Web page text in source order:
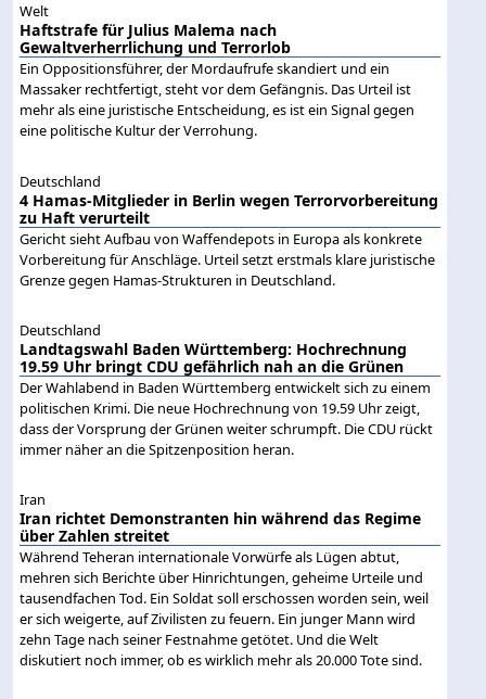
Welt
Haftstrafe für Julius Malema nach
Gewaltverherrlichung und Terrorlob
Ein Oppositionsführer, der Mordaufrufe skandiert und ein
Massaker rechtfertigt, steht vor dem Gefängnis. Das Urteil ist
mehr als eine juristische Entscheidung, es ist ein Signal gegen
eine politische Kultur der Verrohung.
Deutschland
4 Hamas-Mitglieder in Berlin wegen Terrorvorbereitung
zu Haft verurteilt
Gericht sieht Aufbau von Waffendepots in Europa als konkrete
Vorbereitung für Anschläge. Urteil setzt erstmals klare juristische
Grenze gegen Hamas-Strukturen in Deutschland.
Deutschland
Landtagswahl Baden Württemberg: Hochrechnung
19.59 Uhr bringt CDU gefährlich nah an die Grünen
Der Wahlabend in Baden Württemberg entwickelt sich zu einem
politischen Krimi. Die neue Hochrechnung von 19.59 Uhr zeigt,
dass der Vorsprung der Grünen weiter schrumpft. Die CDU rückt
immer näher an die Spitzenposition heran.
Iran
Iran richtet Demonstranten hin während das Regime
über Zahlen streitet
Während Teheran internationale Vorwürfe als Lügen abtut,
mehren sich Berichte über Hinrichtungen, geheime Urteile und
tausendfachen Tod. Ein Soldat soll erschossen worden sein, weil
er sich weigerte, auf Zivilisten zu feuern. Ein junger Mann wird
zehn Tage nach seiner Festnahme getötet. Und die Welt
diskutiert noch immer, ob es wirklich mehr als 20.000 Tote sind.